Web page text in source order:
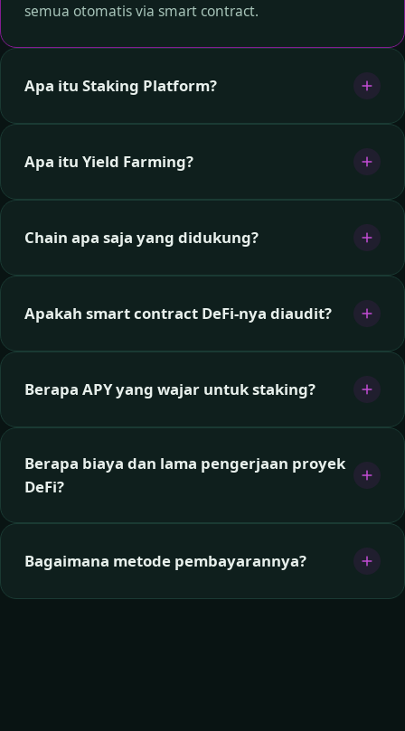
semua otomatis via smart contract.
Apa itu Staking Platform?
Apa itu Yield Farming?
Chain apa saja yang didukung?
Apakah smart contract DeFi-nya diaudit?
Berapa APY yang wajar untuk staking?
Berapa biaya dan lama pengerjaan proyek
DeFi?
Bagaimana metode pembayarannya?